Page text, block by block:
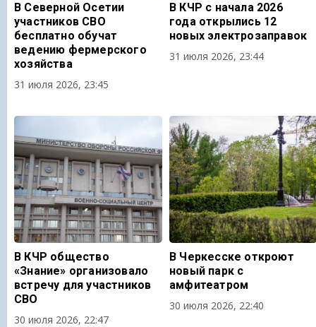
В Северной Осетии
участников СВО
бесплатно обучат
ведению фермерского
хозяйства
31 июля 2026, 23:45
В КЧР с начала 2026
года открылись 12
новых электрозаправок
31 июля 2026, 23:44
В КЧР общество
«Знание» организовало
встречу для участников
СВО
30 июля 2026, 22:47
В Черкесске откроют
новый парк с
амфитеатром
30 июля 2026, 22:40